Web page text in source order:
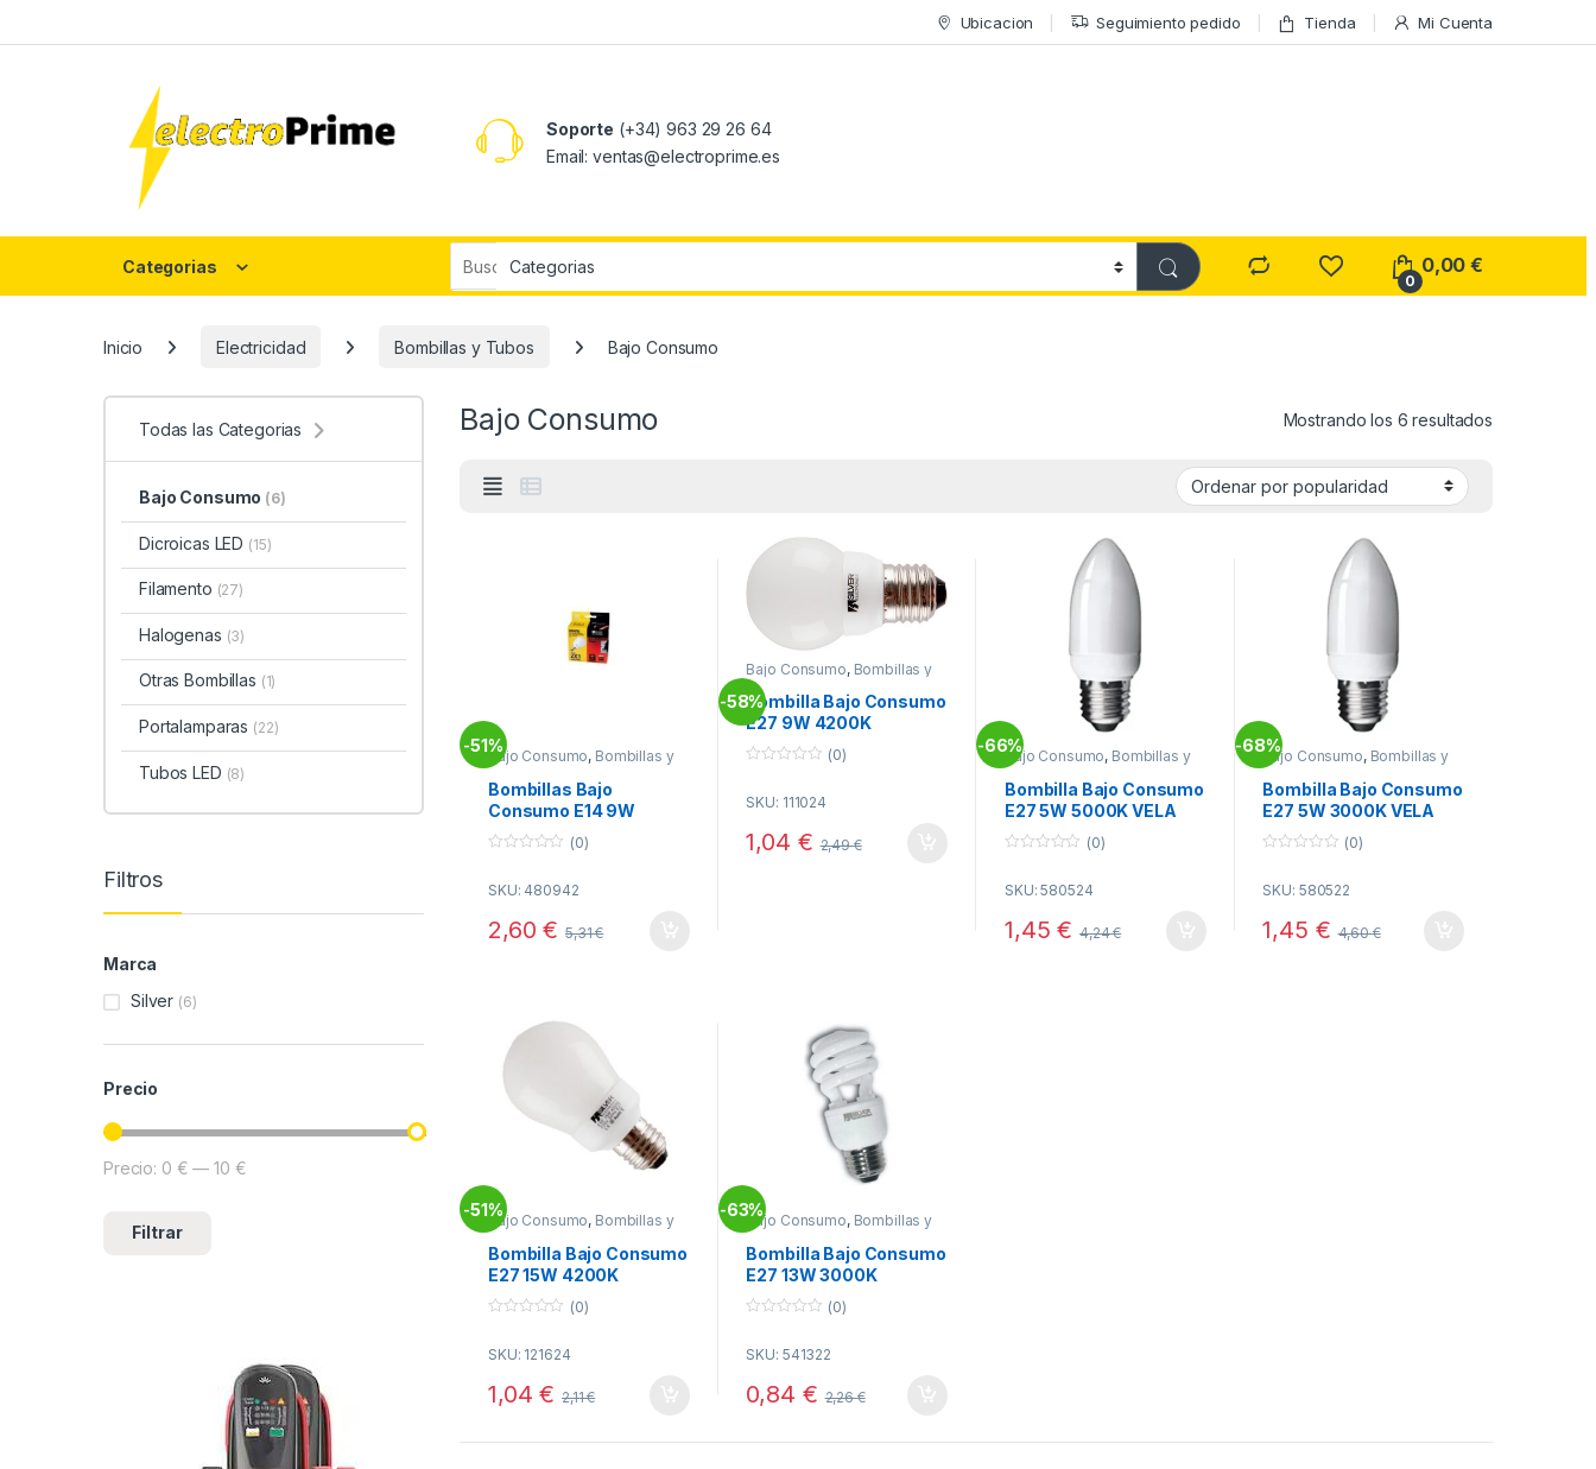
Ubicacion Seguimiento pedido Tienda Mi Cuenta
Soporte (+34) 963 29 26 64
Email: ventas@electroprime.es
Categorias
Search for:
0
0,00€
Inicio Electricidad Bombillas y Tubos Bajo Consumo
Bajo Consumo Mostrando los 6 resultados
-51%
Bajo Consumo, Bombillas y
Tubos
Bombillas Bajo
Consumo E14 9W
2700K ESFERICA
SILVER (PACK 2
u
o
f
(0)
SKU: 480942
2,60€ 5,31€
-58%
Bajo Consumo, Bombillas y
Tubos
Bombilla Bajo Consumo
E27 9W 4200K
ESFERICA SILVER
u
o
(0)
SKU: 111024
1,04 € 2,49€
-66%
Bajo Consumo, Bombillas y
Tubos
Bombilla Bajo Consumo
E27 5W 5000K VELA
SILVER
u
o
(0)
SKU: 580524
1,45€ 4,24€
-68%
Bajo Consumo, Bombillas y
Tubos
Bombilla Bajo Consumo
E27 5W 3000K VELA
SILVER
u
o
(0)
SKU: 580522
1,45 € 4,60€
-51%
Bajo Consumo, Bombillas y
Tubos
Bombilla Bajo Consumo
E27 15W 4200K
Estándar SILVER
u
o
(0)
SKU: 121624
1,04€ 2,11€
-63%
Bajo Consumo, Bombillas y
Tubos
Bombilla Bajo Consumo
E27 13W 3000K
ESPIRAL SILVER
u
o
f
(0)
SKU: 541322
0,84 € 2,26€
Todas las Categorias
Bajo Consumo (6)
Dicroicas LED (15)
Filamento (27)
Halogenas (3)
Otras Bombillas (1)
Portalamparas (22)
Tubos LED (8)
Filtros
Marca
Silver (6)
Precio
Precio mínimo
Precio máximo
Filtrar
Precio: 0 € —10 €